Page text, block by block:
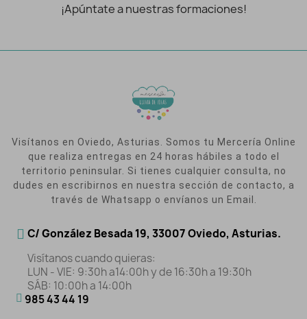
¡Apúntate a nuestras formaciones!
Visítanos en Oviedo, Asturias. Somos tu Mercería Online
que realiza entregas en 24 horas hábiles a todo el
territorio peninsular. Si tienes cualquier consulta, no
dudes en escribirnos en nuestra sección de contacto, a
través de Whatsapp o envíanos un Email.
C/ González Besada 19, 33007 Oviedo, Asturias.
Visítanos cuando quieras:
LUN - VIE: 9:30h a14:00h y de 16:30h a 19:30h
SÁB: 10:00h a 14:00h
985 43 44 19